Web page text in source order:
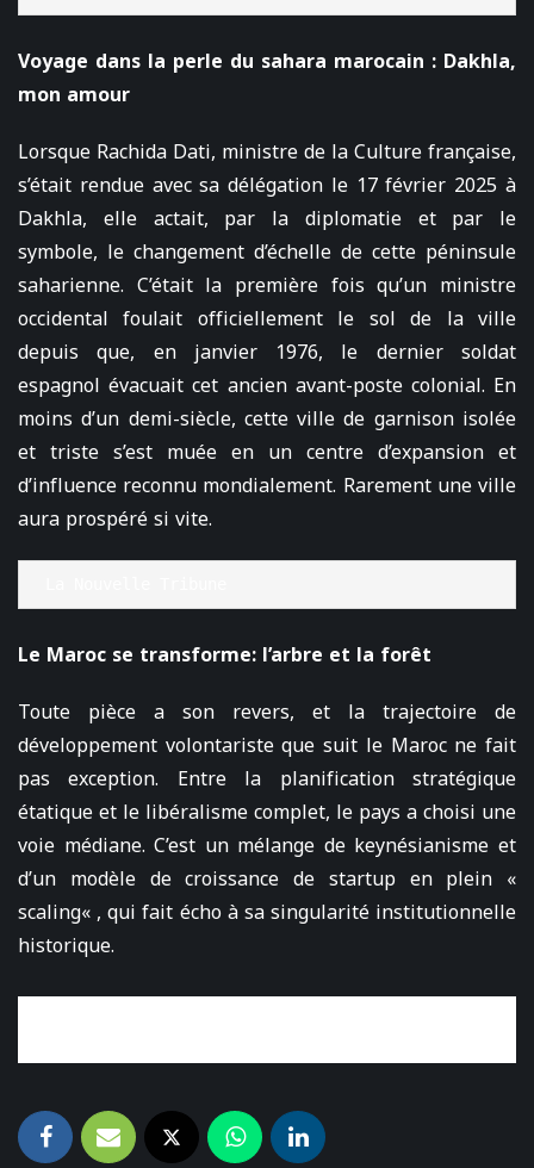
Voyage dans la perle du sahara marocain : Dakhla,
mon amour
Lorsque Rachida Dati, ministre de la Culture française,
s’était rendue avec sa délégation le 17 février 2025 à
Dakhla, elle actait, par la diplomatie et par le
symbole, le changement d’échelle de cette péninsule
saharienne. C’était la première fois qu’un ministre
occidental foulait officiellement le sol de la ville
depuis que, en janvier 1976, le dernier soldat
espagnol évacuait cet ancien avant-poste colonial. En
moins d’un demi-siècle, cette ville de garnison isolée
et triste s’est muée en un centre d’expansion et
d’influence reconnu mondialement. Rarement une ville
aura prospéré si vite.
Le Maroc se transforme: l’arbre et la forêt
Toute pièce a son revers, et la trajectoire de
développement volontariste que suit le Maroc ne fait
pas exception. Entre la planification stratégique
étatique et le libéralisme complet, le pays a choisi une
voie médiane. C’est un mélange de keynésianisme et
d’un modèle de croissance de startup en plein «
scaling« , qui fait écho à sa singularité institutionnelle
historique.